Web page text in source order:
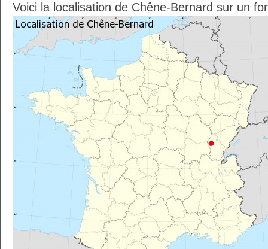
Voici la localisation de Chêne-Bernard sur un